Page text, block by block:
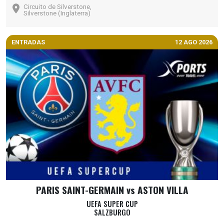
Circuito de Silverstone,
Silverstone (Inglaterra)
ENTRADAS 12 AGO 2026
PARIS SAINT-GERMAIN vs ASTON VILLA
UEFA SUPER CUP
SALZBURGO